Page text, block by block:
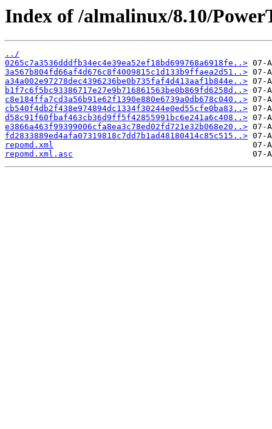
Index of /almalinux/8.10/
../
0265c7a3536dddfb34ec4e39ea52ef18bd699768a6918fe..>
3a567b804fd66af4d676c8f4009815c1d133b9ffaea2d51..>
a34a002e97278dec4396236be0b735faf4d413aaf1b844e..>
b1f7c6f5bc93386717e27e9b716861563be0b869fd6258d..>
c8e184ffa7cd3a56b91e62f1390e880e6739a0db678c040..>
cb540f4db2f438e974894dc1334f30244e0ed55cfe0ba83..>
d58c91f60fbaf463cb36d9ff5f42855991bc6e241a6c408..>
e3866a463f99399006cfa8ea3c78ed02fd721e32b068e20..>
fd2833889ed4afa07319818c7dd7b1ad48180414c85c515..>
repomd.xml
repomd.xml.asc